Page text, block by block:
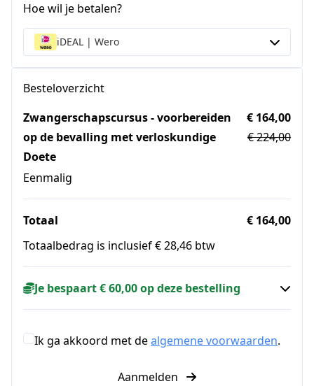
Hoe wil je betalen?
iDEAL | Wero
Besteloverzicht
Zwangerschapscursus - voorbereiden
op de bevalling met verloskundige
Doete
Eenmalig
€ 164,00
€ 224,00
Totaal
€ 164,00
Totaalbedrag is inclusief € 28,46 btw
Je bespaart € 60,00 op deze bestelling
Ik ga akkoord met dealgemene voorwaarden.
Aanmelden